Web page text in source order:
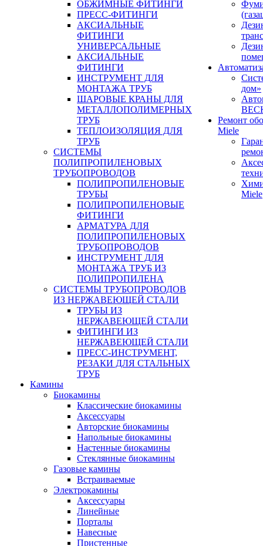
ОБЖИМНЫЕ ФИТИНГИ
ПРЕСС-ФИТИНГИ
АКСИАЛЬНЫЕ
ФИТИНГИ
УНИВЕРСАЛЬНЫЕ
АКСИАЛЬНЫЕ
ФИТИНГИ
ИНСТРУМЕНТ ДЛЯ
МОНТАЖА ТРУБ
ШАРОВЫЕ КРАНЫ ДЛЯ
МЕТАЛЛОПОЛИМЕРНЫХ
ТРУБ
ТЕПЛОИЗОЛЯЦИЯ ДЛЯ
ТРУБ
СИСТЕМЫ
ПОЛИПРОПИЛЕНОВЫХ
ТРУБОПРОВОДОВ
ПОЛИПРОПИЛЕНОВЫЕ
ТРУБЫ
ПОЛИПРОПИЛЕНОВЫЕ
ФИТИНГИ
АРМАТУРА ДЛЯ
ПОЛИПРОПИЛЕНОВЫХ
ТРУБОПРОВОДОВ
ИНСТРУМЕНТ ДЛЯ
МОНТАЖА ТРУБ ИЗ
ПОЛИПРОПИЛЕНА
СИСТЕМЫ ТРУБОПРОВОДОВ
ИЗ НЕРЖАВЕЮЩЕЙ СТАЛИ
ТРУБЫ ИЗ
НЕРЖАВЕЮЩЕЙ СТАЛИ
ФИТИНГИ ИЗ
НЕРЖАВЕЮЩЕЙ СТАЛИ
ПРЕСС-ИНСТРУМЕНТ,
РЕЗАКИ ДЛЯ СТАЛЬНЫХ
ТРУБ
Камины
Биокамины
Классические биокамины
Аксессуары
Авторские биокамины
Напольные биокамины
Настенные биокамины
Стеклянные биокамины
Газовые камины
Встраиваемые
Электрокамины
Аксессуары
Линейные
Порталы
Навесные
Пристенные
дом»
Ремонт
Miele
Miele